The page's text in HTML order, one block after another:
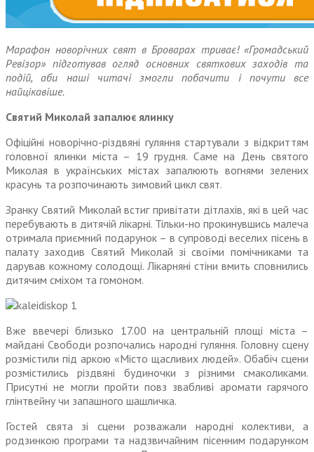
Марафон новорічних свят в Броварах триває! «Громадський
Ревізор» підготував огляд основних святкових заходів та
подій, аби наші читачі змогли побачити і почути все
найцікавіше.
Святий Миколай запалює ялинку
Офіційні новорічно-різдвяні гуляння стартували з відкриттям
головної ялинки міста – 19 грудня. Саме на День святого
Миколая в українських містах запалюють вогнями зелених
красунь та розпочинають зимовий цикл свят.
Зранку Святий Миколай встиг привітати дітлахів, які в цей час
перебувають в дитячій лікарні. Тільки-но прокинувшись малеча
отримала приємний подарунок – в супроводі веселих пісень в
палату заходив Святий Миколай зі своїми помічниками та
дарував кожному солодощі. Лікарняні стіни вмить сповнились
дитячим сміхом та гомоном.
Вже ввечері близько 17.00 на центральній площі міста –
майдані Свободи розпочались народні гуляння. Головну сцену
розмістили під аркою «Місто щасливих людей». Обабіч сцени
розмістились різдвяні будиночки з різними смаколиками.
Присутні не могли пройти повз звабливі аромати гарячого
глінтвейну чи запашного шашличка.
Гостей свята зі сцени розважали народні колективи, а
родзинкою програми та надзвичайним пісенним подарунком